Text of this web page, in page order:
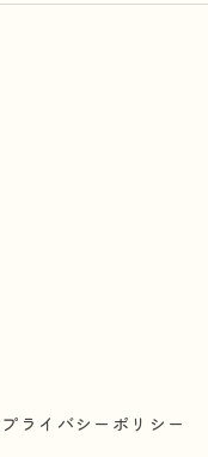
プライバシーポリシー